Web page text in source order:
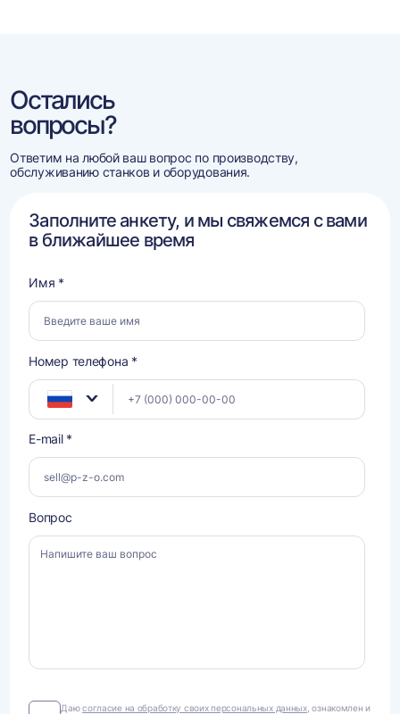
Остались
вопросы?
Ответим на любой ваш вопрос по производству,
обслуживанию станков и оборудования.
Заполните анкету, и мы свяжемся с вами
в ближайшее время
Имя *
Номер телефона *
E-mail *
Вопрос
Даю
Даюсогласие на обработку своих персональных данных, ознакомлен и